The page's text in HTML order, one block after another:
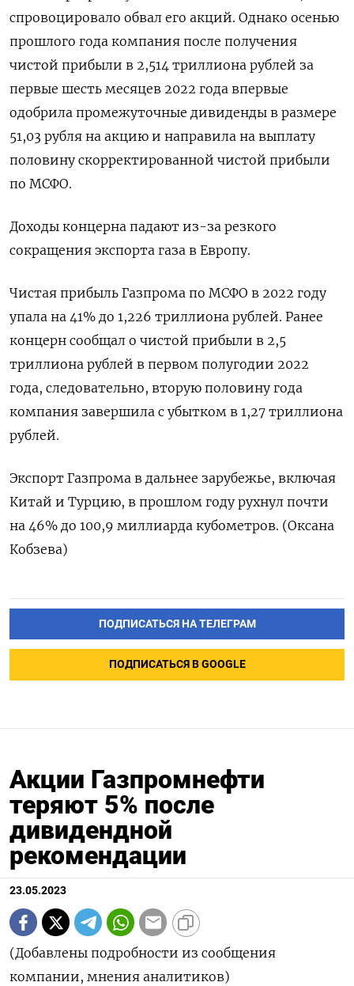
спровоцировало обвал его акций. Однако осенью
прошлого года компания после получения
чистой прибыли в 2,514 триллиона рублей за
первые шесть месяцев 2022 года впервые
одобрила промежуточные дивиденды в размере
51,03 рубля на акцию и направила на выплату
половину скорректированной чистой прибыли
по МСФО.
Доходы концерна падают из-за резкого
сокращения экспорта газа в Европу.
Чистая прибыль Газпрома по МСФО в 2022 году
упала на 41% до 1,226 триллиона рублей. Ранее
концерн сообщал о чистой прибыли в 2,5
триллиона рублей в первом полугодии 2022
года, следовательно, вторую половину года
компания завершила с убытком в 1,27 триллиона
рублей.
Экспорт Газпрома в дальнее зарубежье, включая
Китай и Турцию, в прошлом году рухнул почти
на 46% до 100,9 миллиарда кубометров. (Оксана
Кобзева)
ПОДПИСАТЬСЯ НА ТЕЛЕГРАМ
ПОДПИСАТЬСЯ В GOOGLE
Акции Газпромнефти
теряют 5% после
дивидендной
рекомендации
23.05.2023
(Добавлены подробности из сообщения
компании, мнения аналитиков)